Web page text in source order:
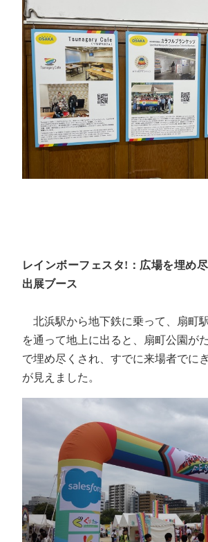
レインボーフェスタ!：広場を埋め
出展ブース
北浜駅から地下鉄に乗って、扇町
を通って地上に出ると、扇町公園が
で埋め尽くされ、すでに来場者でに
が見えました。